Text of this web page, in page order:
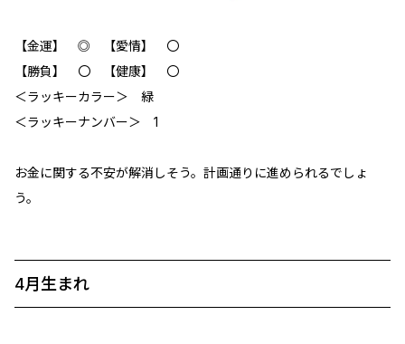
【金運】 ◎ 【愛情】 〇
【勝負】 〇 【健康】 〇
＜ラッキーカラー＞ 緑
＜ラッキーナンバー＞ 1
お金に関する不安が解消しそう。計画通りに進められるでしょ
う。
4月生まれ